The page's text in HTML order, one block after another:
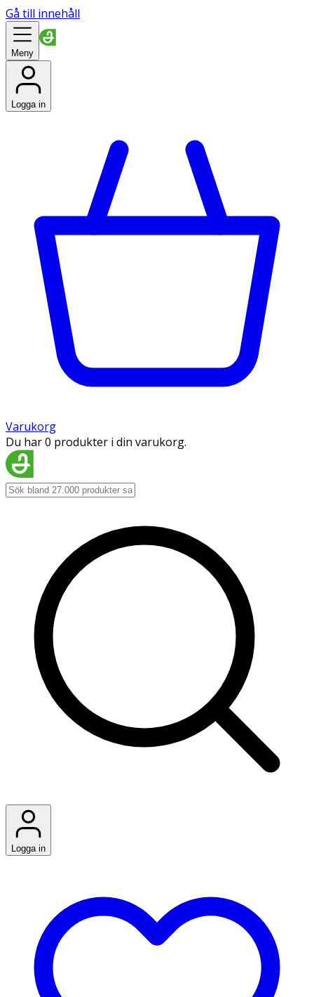
Gå till innehåll
Meny
Logga in
Varukorg
Du har 0 produkter i din varukorg.
Logga in